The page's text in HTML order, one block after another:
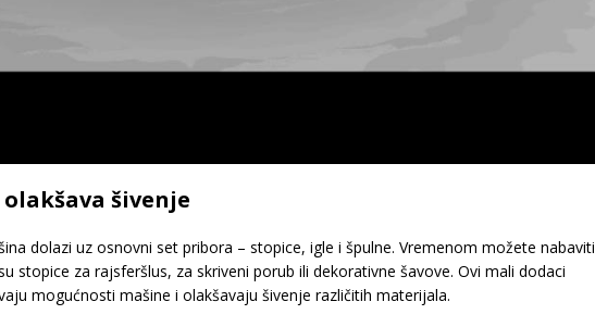
šivenje
dolazi uz osnovni set pribora – stopice, igle i špulne. Vremenom možete nabaviti
stopice za rajsferšlus, za skriveni porub ili dekorativne šavove. Ovi mali dodaci
mogućnosti mašine i olakšavaju šivenje različitih materijala.